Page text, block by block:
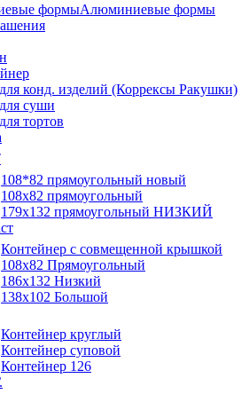
Алюминиевые формы
конд. изделий (Коррексы Ракушки)
суши
тортов
108*82 прямоугольный новый
108х82 прямоугольный
179х132 прямоугольный НИЗКИЙ
Контейнер с совмещенной крышкой
108х82 Прямоугольный
186х132 Низкий
138х102 Большой
Контейнер круглый
Контейнер суповой
Контейнер 126